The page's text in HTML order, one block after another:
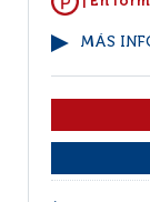
MÁS